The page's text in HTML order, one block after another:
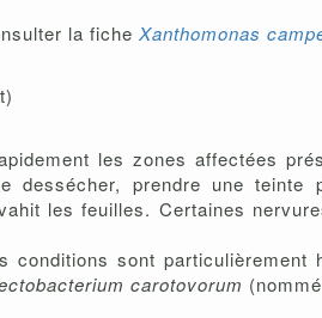
la fiche Xanthomonas
les zones affectées
dessécher, prendre une
les feuilles. Certaines
sont particulièrement
carotovorum